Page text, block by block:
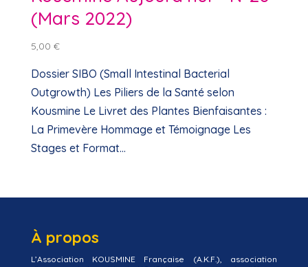
(Mars 2022)
5,00 €
Dossier SIBO (Small Intestinal Bacterial
Outgrowth) Les Piliers de la Santé selon
Kousmine Le Livret des Plantes Bienfaisantes :
La Primevère Hommage et Témoignage Les
Stages et Format...
À propos
L’Association KOUSMINE Française (A.K.F.), association